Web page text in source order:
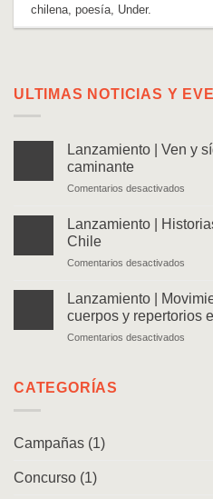
ULTIMAS NOTICIAS Y
Lanzamiento | Ven y
caminante
Comentarios desactivados
|
de
un
Lanzamiento |
Chile
Comentarios desactivados
de
Lanzamiento |
cuerpos y repertorios
Comentarios desactivados
CATEGORÍAS
Campañas (1)
Concurso (1)
chilena,poesía, Under.